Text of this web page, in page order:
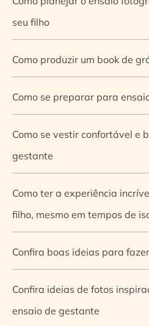
seu filho
Como produzir um book de
Como se preparar para
Como se vestir confortável e
gestante
Como ter a experiência
filho, mesmo em tempos de
Confira boas ideias para
Confira ideias de fotos
ensaio de gestante